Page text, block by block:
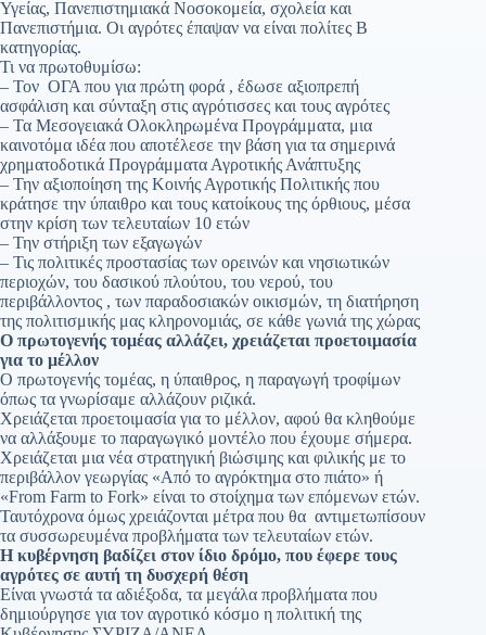
Υγείας, Πανεπιστημιακά Νοσοκομεία, σχολεία και
Πανεπιστήμια. Οι αγρότες έπαψαν να είναι πολίτες Β
κατηγορίας.
Τι να πρωτοθυμίσω:
– Τον ΟΓΑ που για πρώτη φορά , έδωσε αξιοπρεπή
ασφάλιση και σύνταξη στις αγρότισσες και τους αγρότες
– Τα Μεσογειακά Ολοκληρωμένα Προγράμματα, μια
καινοτόμα ιδέα που αποτέλεσε την βάση για τα σημερινά
χρηματοδοτικά Προγράμματα Αγροτικής Ανάπτυξης
– Την αξιοποίηση της Κοινής Αγροτικής Πολιτικής που
κράτησε την ύπαιθρο και τους κατοίκους της όρθιους, μέσα
στην κρίση των τελευταίων 10 ετών
– Την στήριξη των εξαγωγών
– Τις πολιτικές προστασίας των ορεινών και νησιωτικών
περιοχών, του δασικού πλούτου, του νερού, του
περιβάλλοντος , των παραδοσιακών οικισμών, τη διατήρηση
της πολιτισμικής μας κληρονομιάς, σε κάθε γωνιά της χώρας
Ο πρωτογενής τομέας αλλάζει, χρειάζεται προετοιμασία
για το μέλλον
Ο πρωτογενής τομέας, η ύπαιθρος, η παραγωγή τροφίμων
όπως τα γνωρίσαμε αλλάζουν ριζικά.
Χρειάζεται προετοιμασία για το μέλλον, αφού θα κληθούμε
να αλλάξουμε το παραγωγικό μοντέλο που έχουμε σήμερα.
Χρειάζεται μια νέα στρατηγική βιώσιμης και φιλικής με το
περιβάλλον γεωργίας «Από το αγρόκτημα στο πιάτο» ή
«From Farm to Fork» είναι το στοίχημα των επόμενων ετών.
Ταυτόχρονα όμως χρειάζονται μέτρα που θα αντιμετωπίσουν
τα συσσωρευμένα προβλήματα των τελευταίων ετών.
Η κυβέρνηση βαδίζει στον ίδιο δρόμο, που έφερε τους
αγρότες σε αυτή τη δυσχερή θέση
Είναι γνωστά τα αδιέξοδα, τα μεγάλα προβλήματα που
δημιούργησε για τον αγροτικό κόσμο η πολιτική της